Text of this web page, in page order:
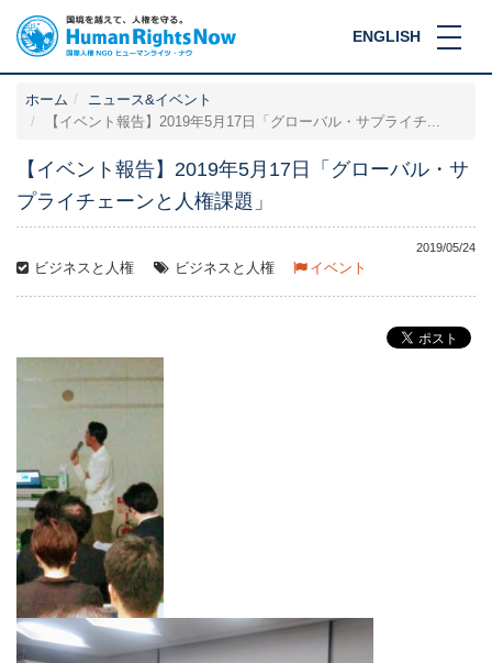
ENGLISH
ホーム
ニュース&イベント
【イベント報告】2019年5月17日「グローバル・サプライチ...
【イベント報告】2019年5月17日「グローバル・サ
プライチェーンと人権課題」
2019/05/24
ビジネスと人権 ビジネスと人権 イベント